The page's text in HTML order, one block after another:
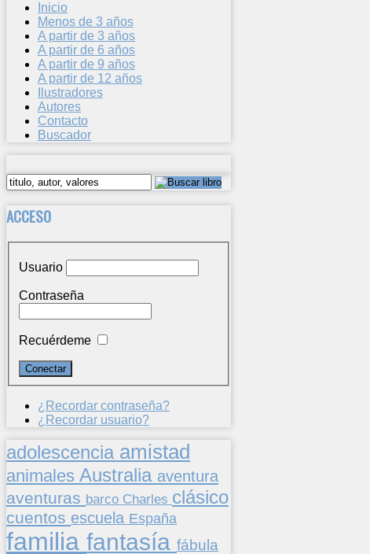
Inicio
Menos de 3 años
A partir de 3 años
A partir de 6 años
A partir de 9 años
A partir de 12 años
Ilustradores
Autores
Contacto
Buscador
ACCESO
Usuario
Contraseña
Recuérdeme
¿Recordar contraseña?
¿Recordar usuario?
adolescencia amistad
animales Australia aventura
aventuras barco Charles clásico
cuentos escuela España
familia fantasía fábula